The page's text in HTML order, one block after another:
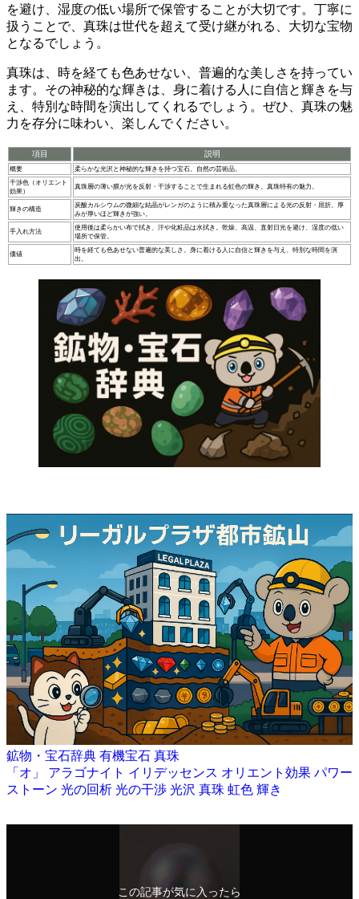
を避け、湿度の低い場所で保管することが大切です。丁寧に
扱うことで、真珠は世代を超えて受け継がれる、大切な宝物
となるでしょう。
真珠は、時を経ても色あせない、 普遍的な美しさ を持ってい
ます。その神秘的な輝きは、身に着ける人に自信と輝きを与
え、特別な時間を演出してくれるでしょう。ぜひ、真珠の魅
力を存分に味わい、楽しんでください。
項目 説明
概要
柔らかな光沢と神秘的な輝きを持つ宝石。自然の芸術品。
干渉色（オリエント
効果）
真珠層の薄い膜が光を反射・干渉することで生まれる虹色の輝き。真珠特有の魅力。
輝きの構造
炭酸カルシウムの微細な結晶がレンガのように積み重なった真珠層による光の反射・屈折。厚
みが厚いほど輝きが強い。
手入れ方法
使用後は柔らかい布で拭き、汗や化粧品は水拭き。乾燥、高温、直射日光を避け、湿度の低い
場所で保管。
価値
時を経ても色あせない普遍的な美しさ。身に着ける人に自信と輝きを与え、特別な時間を演
出。
鉱物・宝石辞典 有機宝石 真珠
「オ」 アラゴナイト イリデッセンス オリエント効果 パワー
ストーン 光の回析 光の干渉 光沢 真珠 虹色 輝き
この記事が気に入ったら